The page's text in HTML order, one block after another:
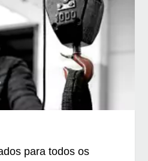
para todos os